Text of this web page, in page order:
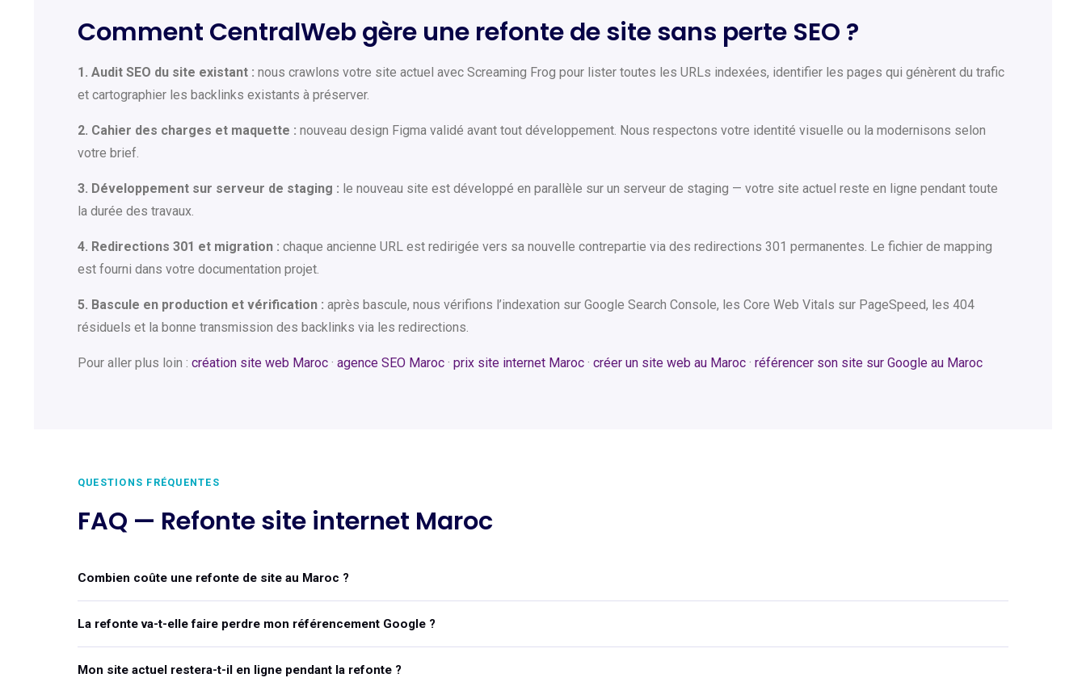
Comment CentralWeb gère une refonte de site sans perte SEO ?
1. Audit SEO du site existant : nous crawlons votre site actuel avec Screaming Frog pour lister toutes les URLs indexées, identifier les pages qui génèrent du trafic
et cartographier les backlinks existants à préserver.
2. Cahier des charges et maquette : nouveau design Figma validé avant tout développement. Nous respectons votre identité visuelle ou la modernisons selon
votre brief.
3. Développement sur serveur de staging : le nouveau site est développé en parallèle sur un serveur de staging — votre site actuel reste en ligne pendant toute
la durée des travaux.
4. Redirections 301 et migration : chaque ancienne URL est redirigée vers sa nouvelle contrepartie via des redirections 301 permanentes. Le fichier de mapping
est fourni dans votre documentation projet.
5. Bascule en production et vérification : après bascule, nous vérifions l’indexation sur Google Search Console, les Core Web Vitals sur PageSpeed, les 404
résiduels et la bonne transmission des backlinks via les redirections.
Pour aller plus loin : création site web Maroc · agence SEO Maroc · prix site internet Maroc · créer un site web au Maroc · référencer son site sur Google au Maroc
QUESTIONS FRÉQUENTES
FAQ — Refonte site internet Maroc
Combien coûte une refonte de site au Maroc ?
La refonte va-t-elle faire perdre mon référencement Google ?
Mon site actuel restera-t-il en ligne pendant la refonte ?